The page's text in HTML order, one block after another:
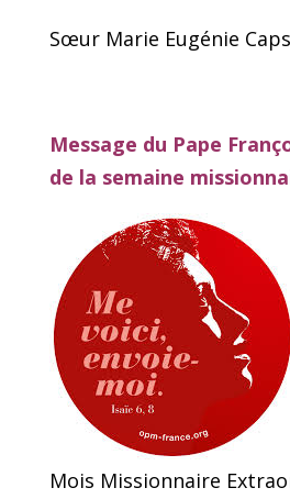
Sœur Marie Eugénie Caps
Message du Pape
de la semaine
Mois Missionnaire